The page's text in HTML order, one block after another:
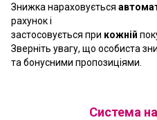
Знижка нараховується
рахунок і
застосовується при кожній
Зверніть увагу, що особиста
та бонусними пропозиціями.
Система